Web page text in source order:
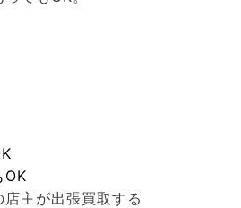
OK
主が出張買取する